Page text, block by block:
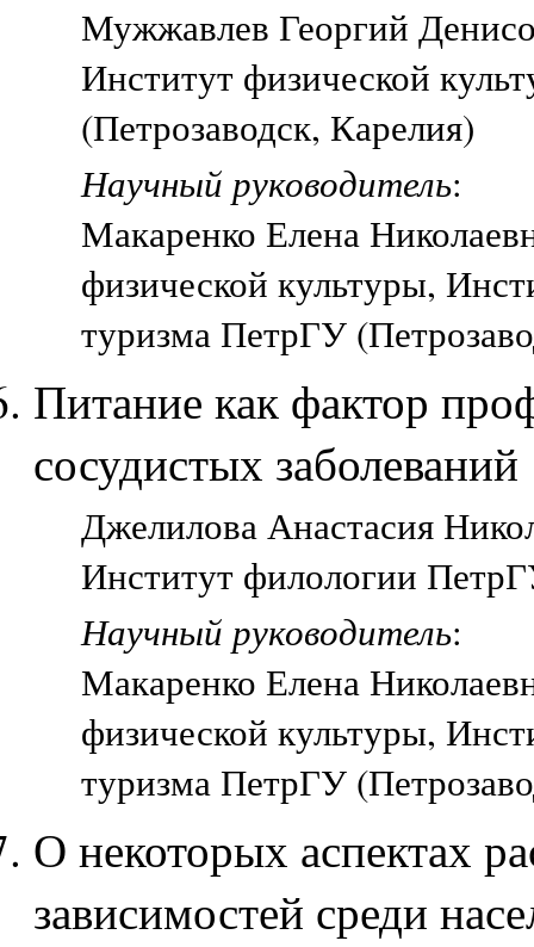
Мужжавлев Георгий
Институт физической
(Петрозаводск, Карелия)
Научный руководитель:
Макаренко Елена
физической культуры,
туризма ПетрГУ
Питание как фактор
сосудистых заболеваний
Джелилова Анастасия
Институт филологии
Научный руководитель:
Макаренко Елена
физической культуры,
туризма ПетрГУ
О некоторых аспектах
зависимостей среди